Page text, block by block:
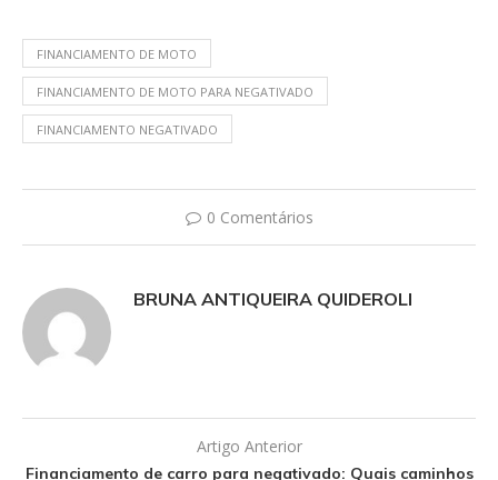
FINANCIAMENTO DE MOTO
FINANCIAMENTO DE MOTO PARA NEGATIVADO
FINANCIAMENTO NEGATIVADO
0 Comentários
BRUNA ANTIQUEIRA QUIDEROLI
Artigo Anterior
Financiamento de carro para negativado: Quais caminhos